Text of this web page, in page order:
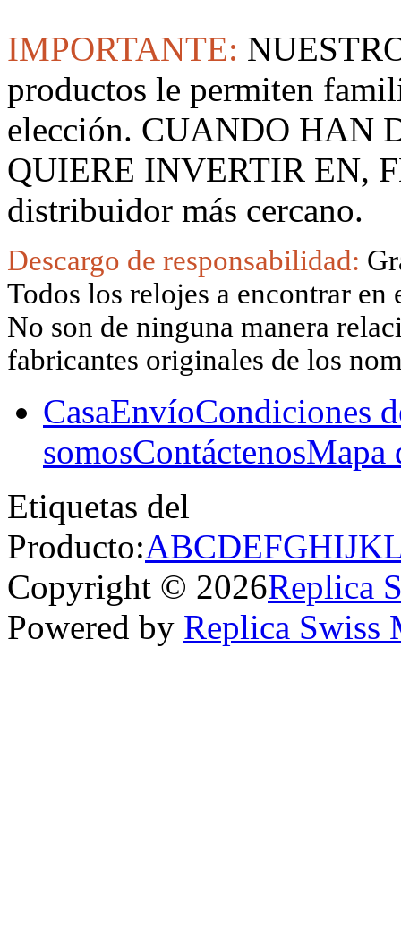
IMPORTANTE:
productos le permiten
elección. CUANDO HAN
QUIERE INVERTIR EN,
distribuidor más cercano.
Descargo de responsabilidad:
Todos los relojes a encontrar
No son de ninguna manera
fabricantes originales de los
CasaEnvíoCondiciones
somosContáctenosMapa
Etiquetas del
Producto:ABCDEFGHIJK
Copyright © 2026Replica
Powered by Replica Swiss